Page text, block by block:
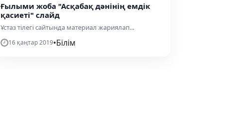
Ғылыми жоба "Асқабақ дәнінің емдік
қасиеті" слайд
Ұстаз тілегі сайтында материал жариялап...
16 қаңтар 2019•Білім